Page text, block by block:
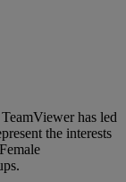
has led
the interests